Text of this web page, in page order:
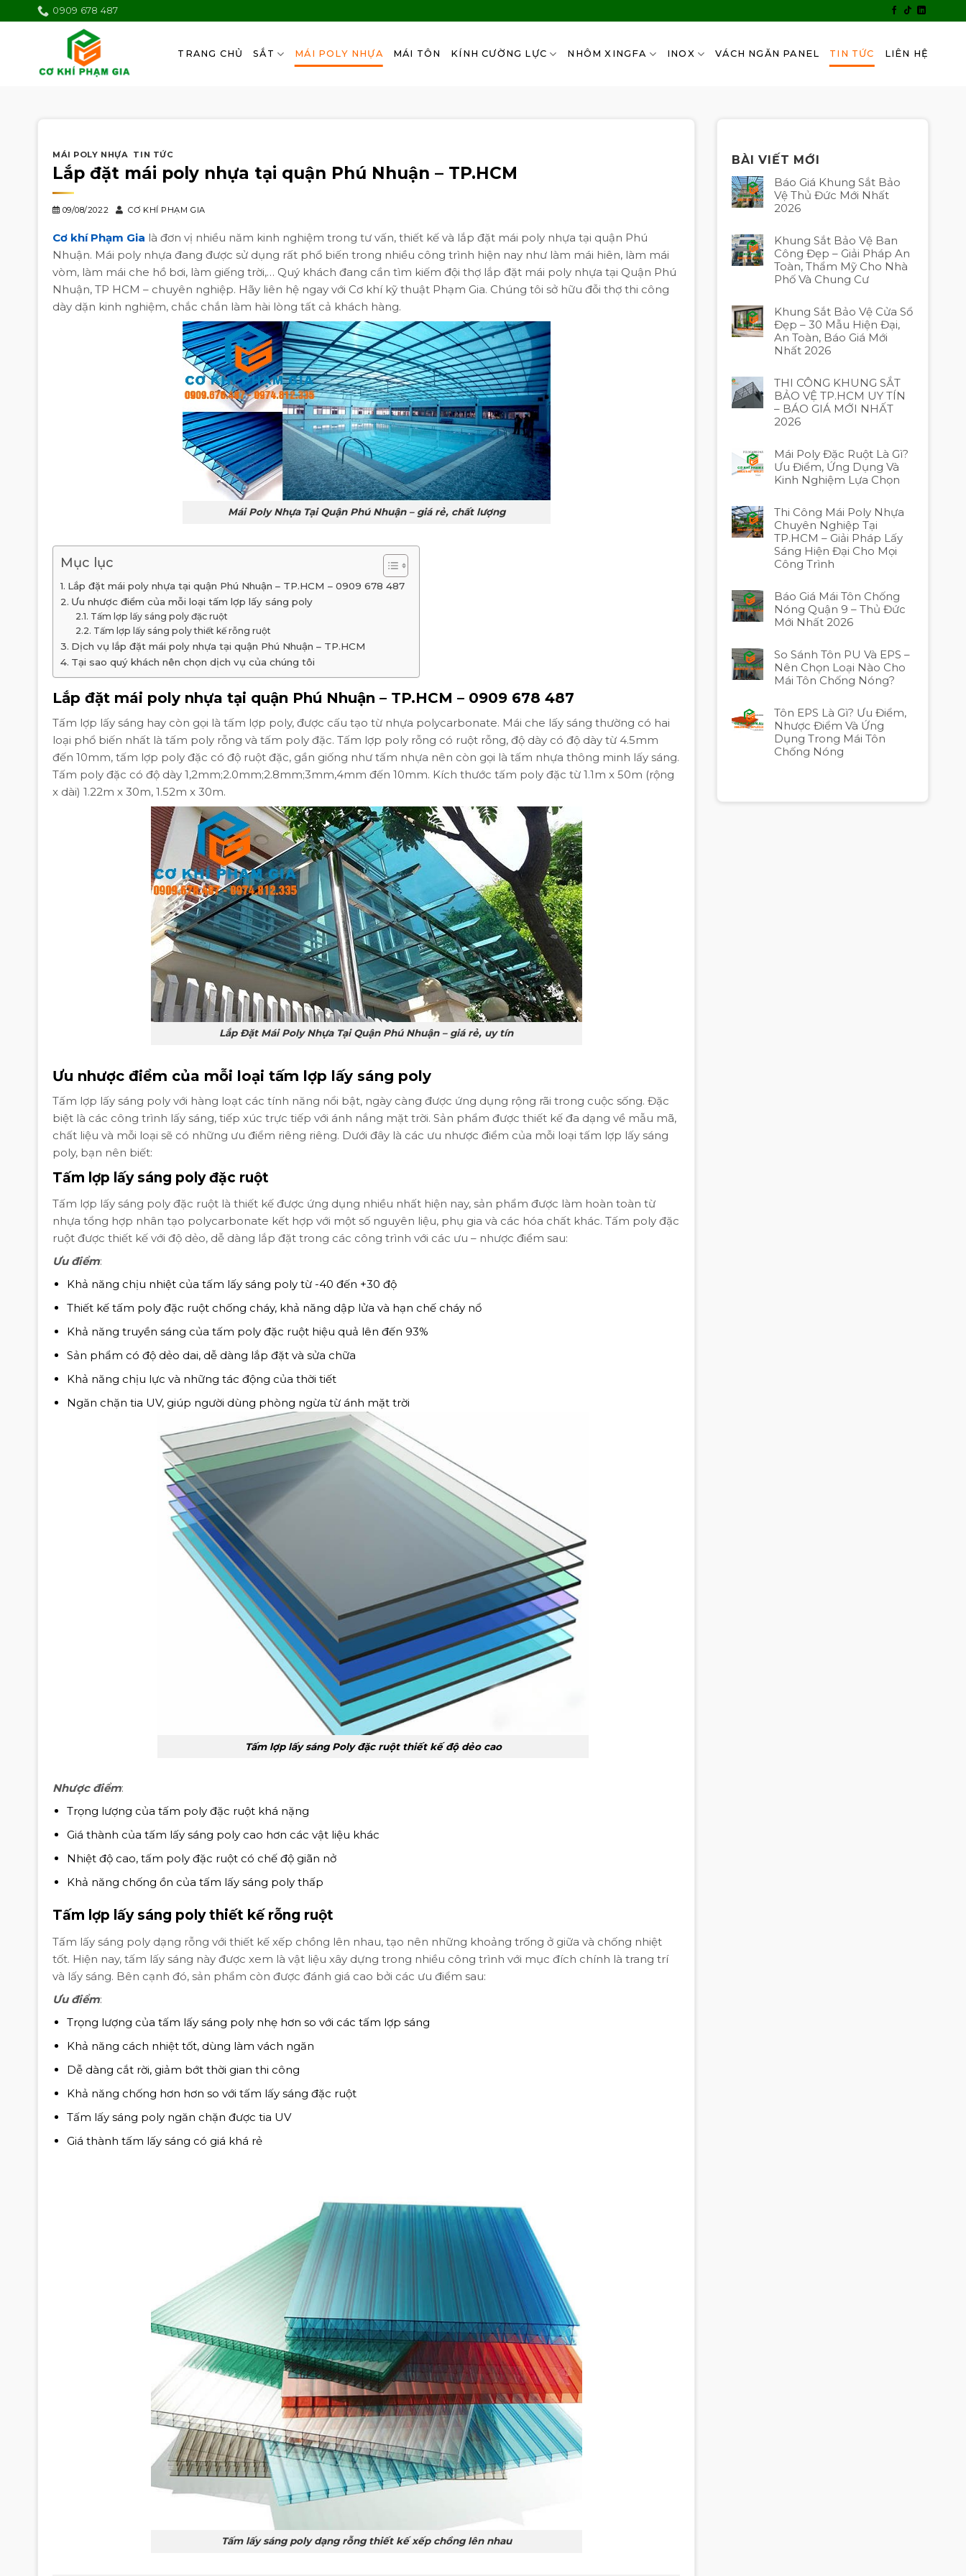
0909 678 487
TRANG CHỦ SẮT MÁI POLY NHỰA MÁI TÔN KÍNH CƯỜNG LỰC NHÔM XINGFA INOX VÁCH NGĂN PANEL TIN TỨC LIÊN HỆ
MÁI POLY NHỰA TIN TỨC
Lắp đặt mái poly nhựa tại quận Phú Nhuận – TP.HCM
09/08/2022 CƠ KHÍ PHẠM GIA
Cơ khí Phạm Gia là đơn vị nhiều năm kinh nghiệm trong tư vấn, thiết kế và lắp đặt mái poly nhựa tại quận Phú
Nhuận. Mái poly nhựa đang được sử dụng rất phổ biến trong nhiều công trình hiện nay như làm mái hiên, làm mái
vòm, làm mái che hồ bơi, làm giếng trời,… Quý khách đang cần tìm kiếm đội thợ lắp đặt mái poly nhựa tại Quận Phú
Nhuận, TP HCM – chuyên nghiệp. Hãy liên hệ ngay với Cơ khí kỹ thuật Phạm Gia. Chúng tôi sở hữu đỗi thợ thi công
dày dặn kinh nghiệm, chắc chắn làm hài lòng tất cả khách hàng.
Mái Poly Nhựa Tại Quận Phú Nhuận – giá rẻ, chất lượng
Mục lục
Lắp đặt mái poly nhựa tại quận Phú Nhuận – TP.HCM – 0909 678 487
Ưu nhược điểm của mỗi loại tấm lợp lấy sáng poly
Tấm lợp lấy sáng poly đặc ruột
Tấm lợp lấy sáng poly thiết kế rỗng ruột
Dịch vụ lắp đặt mái poly nhựa tại quận Phú Nhuận – TP.HCM
Tại sao quý khách nên chọn dịch vụ của chúng tôi
Lắp đặt mái poly nhựa tại quận Phú Nhuận – TP.HCM – 0909 678 487
Tấm lợp lấy sáng hay còn gọi là tấm lợp poly, được cấu tạo từ nhựa polycarbonate. Mái che lấy sáng thường có hai
loại phổ biến nhất là tấm poly rỗng và tấm poly đặc. Tấm lợp poly rỗng có ruột rỗng, độ dày có độ dày từ 4.5mm
đến 10mm, tấm lợp poly đặc có độ ruột đặc, gần giống như tấm nhựa nên còn gọi là tấm nhựa thông minh lấy sáng.
Tấm poly đặc có độ dày 1,2mm;2.0mm;2.8mm;3mm,4mm đến 10mm. Kích thước tấm poly đặc từ 1.1m x 50m (rộng
x dài) 1.22m x 30m, 1.52m x 30m.
Lắp Đặt Mái Poly Nhựa Tại Quận Phú Nhuận – giá rẻ, uy tín
Ưu nhược điểm của mỗi loại tấm lợp lấy sáng poly
Tấm lợp lấy sáng poly với hàng loạt các tính năng nổi bật, ngày càng được ứng dụng rộng rãi trong cuộc sống. Đặc
biệt là các công trình lấy sáng, tiếp xúc trực tiếp với ánh nắng mặt trời. Sản phẩm được thiết kế đa dạng về mẫu mã,
chất liệu và mỗi loại sẽ có những ưu điểm riêng riêng. Dưới đây là các ưu nhược điểm của mỗi loại tấm lợp lấy sáng
poly, bạn nên biết:
Tấm lợp lấy sáng poly đặc ruột
Tấm lợp lấy sáng poly đặc ruột là thiết kế được ứng dụng nhiều nhất hiện nay, sản phẩm được làm hoàn toàn từ
nhựa tổng hợp nhân tạo polycarbonate kết hợp với một số nguyên liệu, phụ gia và các hóa chất khác. Tấm poly đặc
ruột được thiết kế với độ dẻo, dễ dàng lắp đặt trong các công trình với các ưu – nhược điểm sau:
Ưu điểm:
Khả năng chịu nhiệt của tấm lấy sáng poly từ -40 đến +30 độ
Thiết kế tấm poly đặc ruột chống cháy, khả năng dập lửa và hạn chế cháy nổ
Khả năng truyền sáng của tấm poly đặc ruột hiệu quả lên đến 93%
Sản phẩm có độ dẻo dai, dễ dàng lắp đặt và sửa chữa
Khả năng chịu lực và những tác động của thời tiết
Ngăn chặn tia UV, giúp người dùng phòng ngừa từ ánh mặt trời
Tấm lợp lấy sáng Poly đặc ruột thiết kế độ dẻo cao
Nhược điểm:
Trọng lượng của tấm poly đặc ruột khá nặng
Giá thành của tấm lấy sáng poly cao hơn các vật liệu khác
Nhiệt độ cao, tấm poly đặc ruột có chế độ giãn nở
Khả năng chống ồn của tấm lấy sáng poly thấp
Tấm lợp lấy sáng poly thiết kế rỗng ruột
Tấm lấy sáng poly dạng rỗng với thiết kế xếp chồng lên nhau, tạo nên những khoảng trống ở giữa và chống nhiệt
tốt. Hiện nay, tấm lấy sáng này được xem là vật liệu xây dựng trong nhiều công trình với mục đích chính là trang trí
và lấy sáng. Bên cạnh đó, sản phẩm còn được đánh giá cao bởi các ưu điểm sau:
Ưu điểm:
Trọng lượng của tấm lấy sáng poly nhẹ hơn so với các tấm lợp sáng
Khả năng cách nhiệt tốt, dùng làm vách ngăn
Dễ dàng cắt rời, giảm bớt thời gian thi công
Khả năng chống hơn hơn so với tấm lấy sáng đặc ruột
Tấm lấy sáng poly ngăn chặn được tia UV
Giá thành tấm lấy sáng có giá khá rẻ
Tấm lấy sáng poly dạng rỗng thiết kế xếp chồng lên nhau
BÀI VIẾT MỚI
Báo Giá Khung Sắt Bảo
Vệ Thủ Đức Mới Nhất
2026
Khung Sắt Bảo Vệ Ban
Công Đẹp – Giải Pháp An
Toàn, Thẩm Mỹ Cho Nhà
Phố Và Chung Cư
Khung Sắt Bảo Vệ Cửa Sổ
Đẹp – 30 Mẫu Hiện Đại,
An Toàn, Báo Giá Mới
Nhất 2026
THI CÔNG KHUNG SẮT
BẢO VỆ TP.HCM UY TÍN
– BÁO GIÁ MỚI NHẤT
2026
Mái Poly Đặc Ruột Là Gì?
Ưu Điểm, Ứng Dụng Và
Kinh Nghiệm Lựa Chọn
Thi Công Mái Poly Nhựa
Chuyên Nghiệp Tại
TP.HCM – Giải Pháp Lấy
Sáng Hiện Đại Cho Mọi
Công Trình
Báo Giá Mái Tôn Chống
Nóng Quận 9 – Thủ Đức
Mới Nhất 2026
So Sánh Tôn PU Và EPS –
Nên Chọn Loại Nào Cho
Mái Tôn Chống Nóng?
Tôn EPS Là Gì? Ưu Điểm,
Nhược Điểm Và Ứng
Dụng Trong Mái Tôn
Chống Nóng